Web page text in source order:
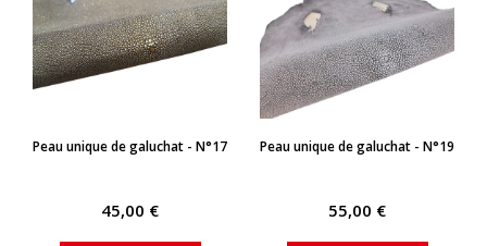
APERÇU RAPIDE
Peau unique de galuchat - N°17
45,00 €
APERÇU RAPIDE
Peau unique de galuchat - N°19
55,00 €